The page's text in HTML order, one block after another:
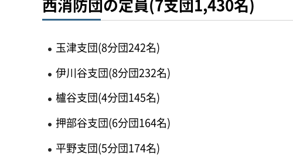
西消防団の定員(7支団1,430名)
玉津支団(8分団242名)
伊川谷支団(8分団232名)
櫨谷支団(4分団145名)
押部谷支団(6分団164名)
平野支団(5分団174名)